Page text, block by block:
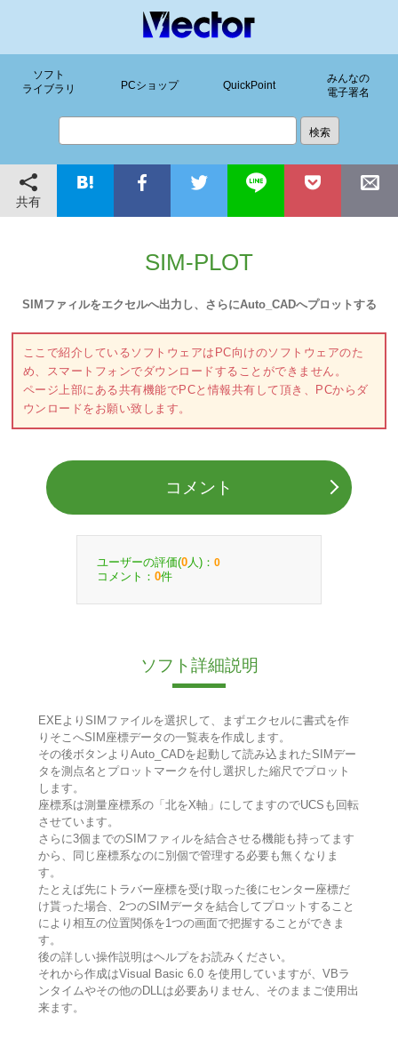
ソフト
ライブラリ
PCショップ QuickPoint
みんなの
電子署名
共有
SIM-PLOT
SIMファィルをエクセルへ出力し、さらにAuto_CADへプロットする
ここで紹介しているソフトウェアはPC向けのソフトウェアのた
め、スマートフォンでダウンロードすることができません。
ページ上部にある共有機能でPCと情報共有して頂き、PCからダ
ウンロードをお願い致します。
コメント
ユーザーの評価(0 人)： 0
コメント： 0件
ソフト詳細説明
EXEよりSIMファイルを選択して、まずエクセルに書式を作
りそこへSIM座標データの一覧表を作成します。
その後ボタンよりAuto_CADを起動して読み込まれたSIMデー
タを測点名とプロットマークを付し選択した縮尺でプロット
します。
座標系は測量座標系の「北をX軸」にしてますのでUCSも回転
させています。
さらに3個までのSIMファィルを結合させる機能も持ってます
から、同じ座標系なのに別個で管理する必要も無くなりま
す。
たとえば先にトラバー座標を受け取った後にセンター座標だ
け貰った場合、2つのSIMデータを結合してプロットすること
により相互の位置関係を1つの画面で把握することができま
す。
後の詳しい操作説明はヘルプをお読みください。
それから作成はVisual Basic 6.0 を使用していますが、VBラ
ンタイムやその他のDLLは必要ありません、そのままご使用出
来ます。